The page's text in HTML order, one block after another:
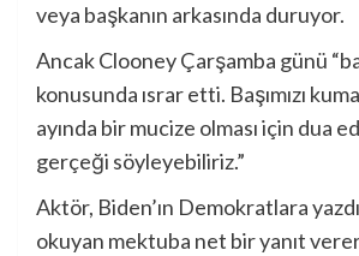
veya başkanın arkasında duruyor.
Ancak Clooney Çarşamba günü
konusunda ısrar etti. Başımızı
ayında bir mucize olması için dua
gerçeği söyleyebiliriz.”
Aktör, Biden’ın Demokratlara
okuyan mektuba net bir yanıt